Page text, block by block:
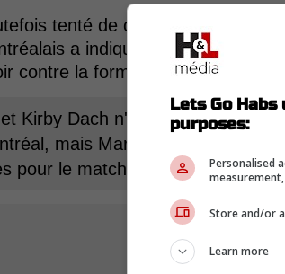
tenté de calmer le jeu lors de
a indiqué que les deux
contre la formation de Rod
Kirby Dach n'ont pas participé à
mais Martin St-Louis dit que
pour le match numéro quatre ce
Lets Go
purposes:
Personalised
Store and/or
Learn more